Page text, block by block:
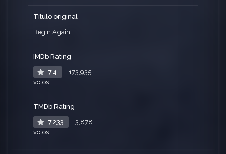
Título original
Begin Again
IMDb Rating
7.4
173,935
votos
TMDb Rating
7.233
3,878
votos